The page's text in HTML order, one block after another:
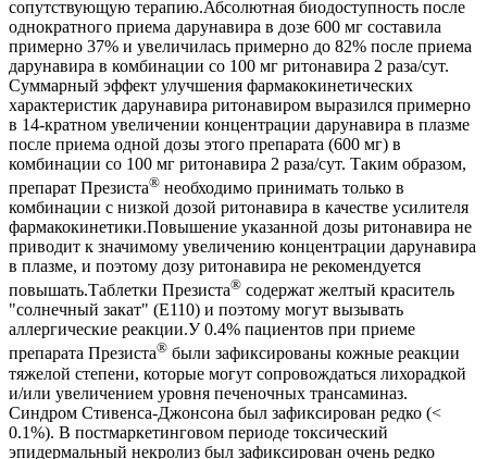
сопутствующую терапию.Абсолютная биодоступность после
однократного приема дарунавира в дозе 600 мг составила
примерно 37% и увеличилась примерно до 82% после приема
дарунавира в комбинации со 100 мг ритонавира 2 раза/сут.
Суммарный эффект улучшения фармакокинетических
характеристик дарунавира ритонавиром выразился примерно
в 14-кратном увеличении концентрации дарунавира в плазме
после приема одной дозы этого препарата (600 мг) в
комбинации со 100 мг ритонавира 2 раза/сут. Таким образом,
препарат Презиста® необходимо принимать только в
комбинации с низкой дозой ритонавира в качестве усилителя
фармакокинетики.Повышение указанной дозы ритонавира не
приводит к значимому увеличению концентрации дарунавира
в плазме, и поэтому дозу ритонавира не рекомендуется
повышать.Таблетки Презиста® содержат желтый краситель
"солнечный закат" (Е110) и поэтому могут вызывать
аллергические реакции.У 0.4% пациентов при приеме
препарата Презиста® были зафиксированы кожные реакции
тяжелой степени, которые могут сопровождаться лихорадкой
и/или увеличением уровня печеночных трансаминаз.
Синдром Стивенса-Джонсона был зафиксирован редко (<
0.1%). В постмаркетинговом периоде токсический
эпидермальный некролиз был зафиксирован очень редко